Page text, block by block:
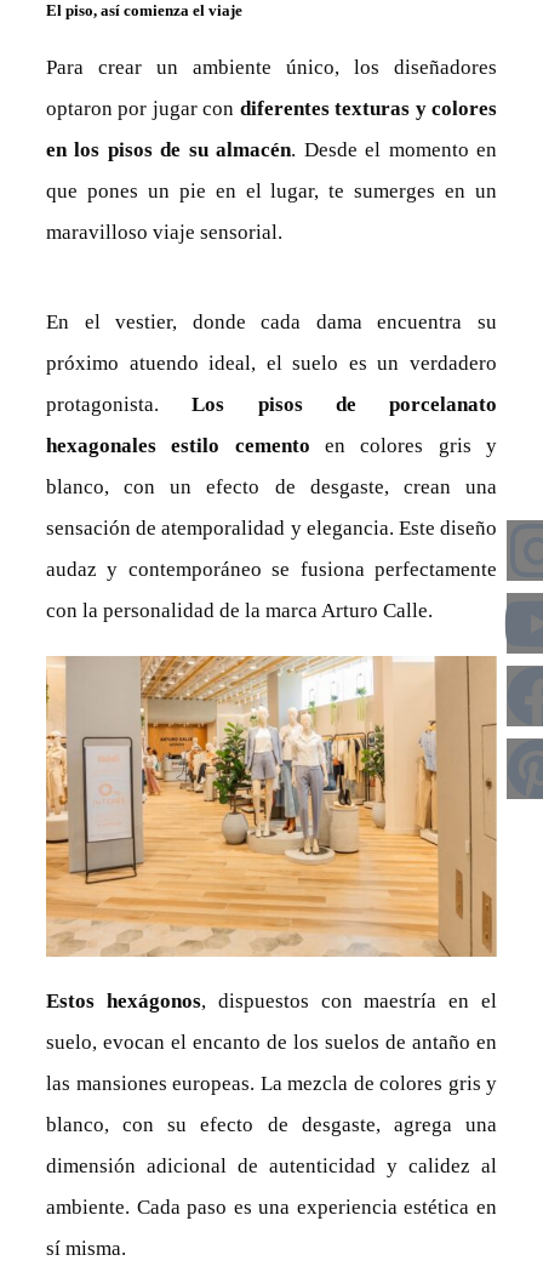
El piso, así comienza el viaje
Para crear un ambiente único, los diseñadores
optaron por jugar con diferentes texturas y colores
en los pisos de su almacén. Desde el momento en
que pones un pie en el lugar, te sumerges en un
maravilloso viaje sensorial.
En el vestier, donde cada dama encuentra su
próximo atuendo ideal, el suelo es un verdadero
protagonista.Los pisos de porcelanato
hexagonales estilo cemento en colores gris y
blanco, con un efecto de desgaste, crean una
sensación de atemporalidad y elegancia. Este diseño
audaz y contemporáneo se fusiona perfectamente
con la personalidad de la marca Arturo Calle.
Estos hexágonos, dispuestos con maestría en el
suelo, evocan el encanto de los suelos de antaño en
las mansiones europeas. La mezcla de colores gris y
blanco, con su efecto de desgaste, agrega una
dimensión adicional de autenticidad y calidez al
ambiente. Cada paso es una experiencia estética en
sí misma.